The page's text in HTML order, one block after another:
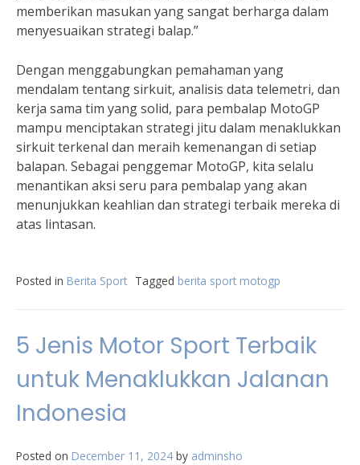
memberikan masukan yang sangat berharga dalam
menyesuaikan strategi balap.”
Dengan menggabungkan pemahaman yang
mendalam tentang sirkuit, analisis data telemetri, dan
kerja sama tim yang solid, para pembalap MotoGP
mampu menciptakan strategi jitu dalam menaklukkan
sirkuit terkenal dan meraih kemenangan di setiap
balapan. Sebagai penggemar MotoGP, kita selalu
menantikan aksi seru para pembalap yang akan
menunjukkan keahlian dan strategi terbaik mereka di
atas lintasan.
Posted in Berita Sport Tagged berita sport motogp
5 Jenis Motor Sport Terbaik
untuk Menaklukkan Jalanan
Indonesia
Posted on December 11, 2024 by adminsho